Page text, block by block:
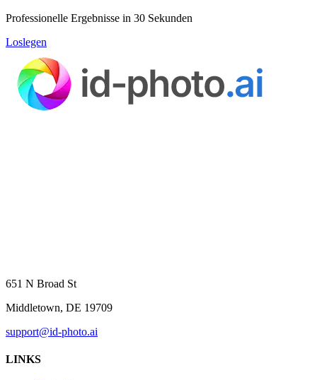
Professionelle Ergebnisse in 30 Sekunden
Loslegen
651 N Broad St
Middletown, DE 19709
support@id-photo.ai
LINKS